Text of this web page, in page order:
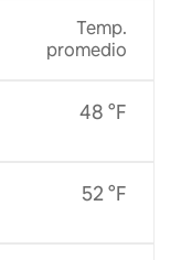
Temp.
promedio
48 °F
52 °F